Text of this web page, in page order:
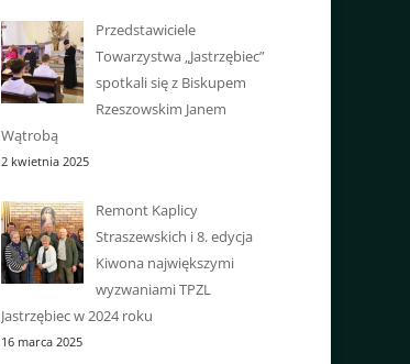
Przedstawiciele
Towarzystwa „Jastrzębiec”
spotkali się z Biskupem
Rzeszowskim Janem
Wątrobą
2 kwietnia 2025
Remont Kaplicy
Straszewskich i 8. edycja
Kiwona największymi
wyzwaniami TPZL
Jastrzębiec w 2024 roku
16 marca 2025